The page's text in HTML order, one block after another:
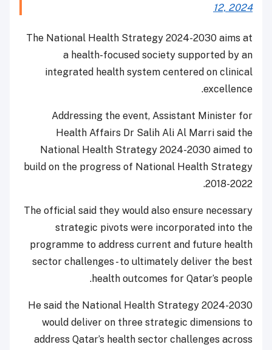
12, 2024
The National Health Strategy 2024-2030 aims at
a health-focused society supported by an
integrated health system centered on clinical
excellence.
Addressing the event, Assistant Minister for
Health Affairs Dr Salih Ali Al Marri said the
National Health Strategy 2024-2030 aimed to
build on the progress of National Health Strategy
2018-2022.
The official said they would also ensure necessary
strategic pivots were incorporated into the
programme to address current and future health
sector challenges - to ultimately deliver the best
health outcomes for Qatar’s people.
He said the National Health Strategy 2024-2030
would deliver on three strategic dimensions to
address Qatar’s health sector challenges across